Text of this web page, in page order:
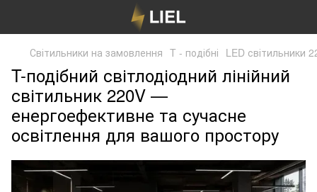
Світильники на замовлення T - подібні LED світильники
T-подібний світлодіодний лінійний
світильник 220V —
енергоефективне та сучасне
освітлення для вашого простору